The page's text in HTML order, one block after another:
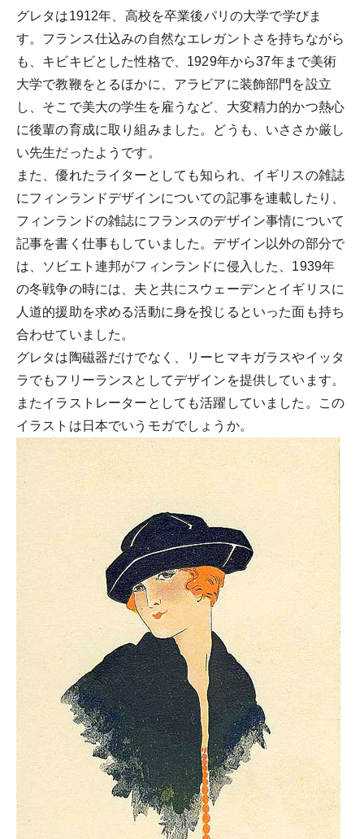
グレタは1912年、高校を卒業後パリの大学で学びま
す。フランス仕込みの自然なエレガントさを持ちながら
も、キビキビとした性格で、1929年から37年まで美術
大学で教鞭をとるほかに、アラビアに装飾部門を設立
し、そこで美大の学生を雇うなど、大変精力的かつ熱心
に後輩の育成に取り組みました。どうも、いささか厳し
い先生だったようです。
また、優れたライターとしても知られ、イギリスの雑誌
にフィンランドデザインについての記事を連載したり、
フィンランドの雑誌にフランスのデザイン事情について
記事を書く仕事もしていました。デザイン以外の部分で
は、ソビエト連邦がフィンランドに侵入した、1939年
の冬戦争の時には、夫と共にスウェーデンとイギリスに
人道的援助を求める活動に身を投じるといった面も持ち
合わせていました。
グレタは陶磁器だけでなく、リーヒマキガラスやイッタ
ラでもフリーランスとしてデザインを提供しています。
またイラストレーターとしても活躍していました。この
イラストは日本でいうモガでしょうか。